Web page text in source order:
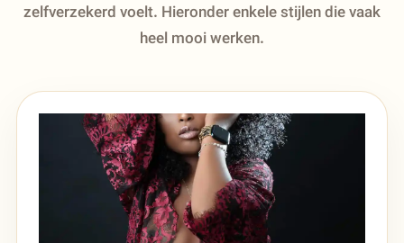
zelfverzekerd voelt. Hieronder enkele stijlen die vaak
heel mooi werken.